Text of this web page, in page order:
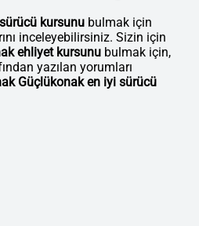
kursunu bulmak için
inceleyebilirsiniz. Sizin için
ehliyet kursunu bulmak için,
yazılan yorumları
Güçlükonak en iyi sürücü